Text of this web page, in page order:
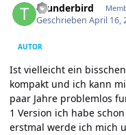
thunderbird
GeschriebenApril 16,
AUTOR
Ist vielleicht ein
kompakt und ich kann
paar Jahre problemlos
1 Version ich habe
erstmal werde ich mich